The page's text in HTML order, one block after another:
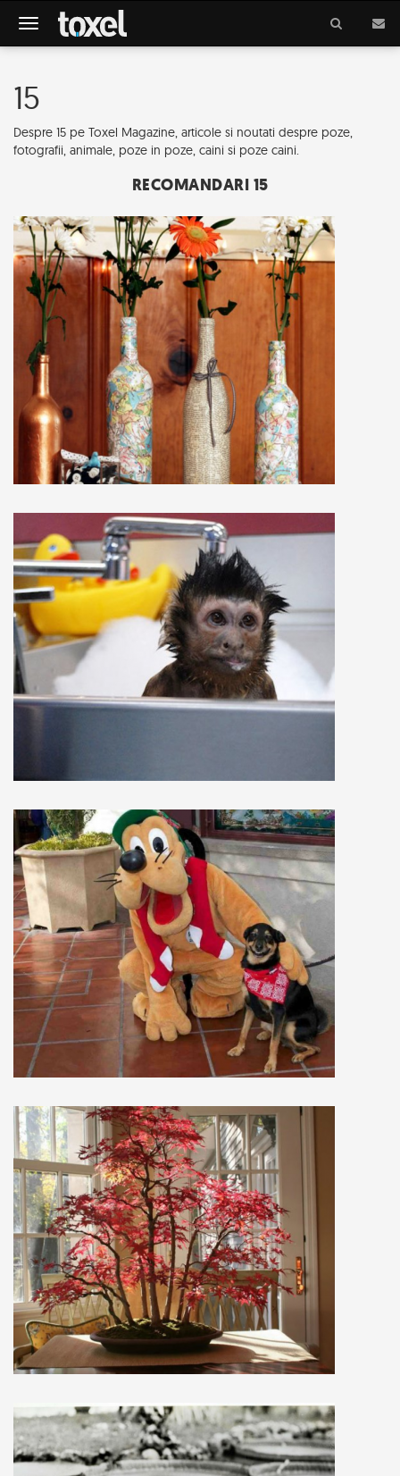
Meniu
15
Despre 15 pe Toxel Magazine, articole si noutati despre poze,
fotografii, animale, poze in poze, caini si poze caini.
RECOMANDARI 15